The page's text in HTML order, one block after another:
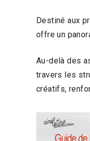
Destiné aux
offre un
Au-delà des
travers les
créatifs,